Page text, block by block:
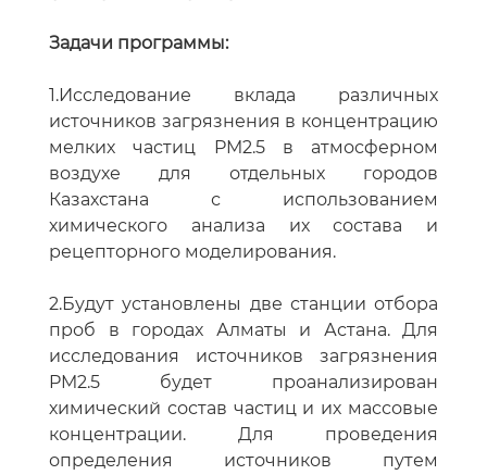
Задачи программы:
1.Исследование вклада различных
источников загрязнения в концентрацию
мелких частиц PM2.5 в атмосферном
воздухе для отдельных городов
Казахстана с использованием
химического анализа их состава и
рецепторного моделирования.
2.Будут установлены две станции отбора
проб в городах Алматы и Астана. Для
исследования источников загрязнения
PM2.5 будет проанализирован
химический состав частиц и их массовые
концентрации. Для проведения
определения источников путем